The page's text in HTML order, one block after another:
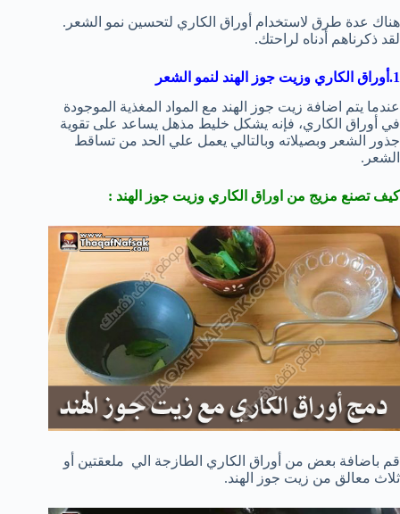
هناك عدة طرق لاستخدام أوراق الكاري لتحسين نمو الشعر.
لقد ذكرناهم أدناه لراحتك.
1.أوراق الكاري وزيت جوز الهند لنمو الشعر
عندما يتم اضافة زيت جوز الهند مع المواد المغذية الموجودة
في أوراق الكاري، فإنه يشكل خليط مذهل يساعد على تقوية
جذور الشعر وبصيلاته وبالتالي يعمل علي الحد من تساقط
الشعر.
كيف تصنع مزيج من اوراق الكاري وزيت جوز الهند :
قم باضافة بعض من أوراق الكاري الطازجة الي ملعقتين أو
ثلاث معالق من زيت جوز الهند.